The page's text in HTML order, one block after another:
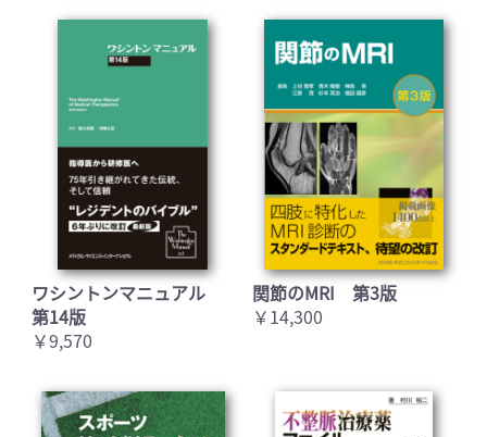
ワシントンマニュアル
第14版
￥9,570
関節のMRI 第3版
￥14,300